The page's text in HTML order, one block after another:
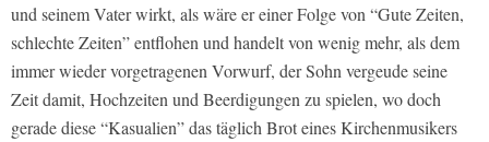
und seinem Vater wirkt, als wäre er einer Folge von “Gute Zeiten,
schlechte Zeiten” entflohen und handelt von wenig mehr, als dem
immer wieder vorgetragenen Vorwurf, der Sohn vergeude seine
Zeit damit, Hochzeiten und Beerdigungen zu spielen, wo doch
gerade diese “Kasualien” das täglich Brot eines Kirchenmusikers